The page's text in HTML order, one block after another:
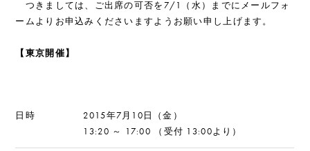
つきましては、ご出席の可否を7/1（水）までにメールフォ
ームよりお申込みくださいますようお願い申し上げます。
【東京開催】
日時
2015年7月10日（金）
13:20 ～ 17:00 （受付 13:00より）